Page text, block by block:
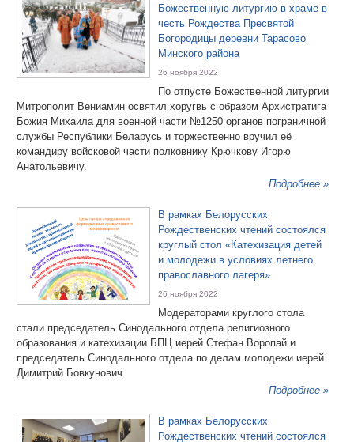
Божественную литургию в храме в
честь Рождества Пресвятой
Богородицы деревни Тарасово
Минского района
26 ноября 2022
По отпусте Божественной литургии
Митрополит Вениамин освятил хоругвь с образом Архистратига
Божия Михаила для военной части №1250 органов пограничной
службы Республики Беларусь и торжественно вручил её
командиру войсковой части полковнику Крючкову Игорю
Анатольевичу.
Подробнее »
В рамках Белорусских
Рождественских чтений состоялся
круглый стол «Катехизация детей
и молодежи в условиях летнего
православного лагеря»
26 ноября 2022
Модераторами круглого стола
стали председатель Синодального отдела религиозного
образования и катехизации БПЦ иерей Стефан Воропай и
председатель Синодального отдела по делам молодежи иерей
Димитрий Бовкунович.
Подробнее »
В рамках Белорусских
Рождественских чтений состоялся